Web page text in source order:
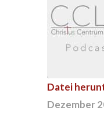
TEILEN
Datei
Dezember